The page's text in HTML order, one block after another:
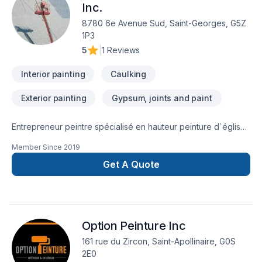
d’inspiration. ????CATÉGORIE ENTREPRENEUR SPÉCIALISÉ
PEINTURE TIRAGE DE JOINT NETTOYAGE À PRESSION
PAPIER PEINT PETITE RÉNOVATION
Inc.
8780 6e Avenue Sud, Saint-Georges, G5Z
1P3
5
1 Reviews
Interior painting Caulking
Exterior painting Gypsum, joints and paint
Entrepreneur peintre spécialisé en hauteur peinture d`églises
d`église et autres, murs, calfeutrage et réparation de fuites
d`eau, pose de grillages a pigeons, enduit de toutes sortes,
lavage pression, lavage de fenêtres, inspection, prise de
Member Since 2019
Get A Quote
Option Peinture Inc
161 rue du Zircon, Saint-Apollinaire, G0S
2E0